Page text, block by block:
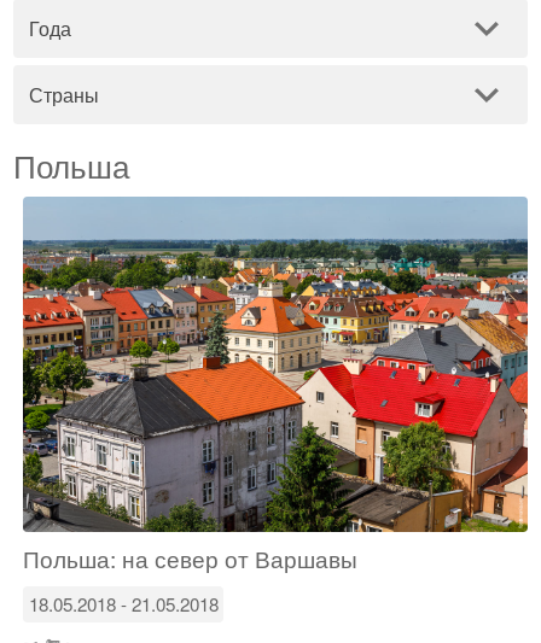
Года
Страны
Польша
Польша: на север от Варшавы
18.05.2018 - 21.05.2018